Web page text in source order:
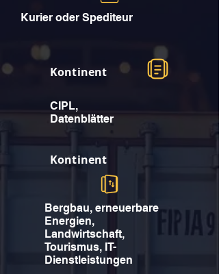
Kurier oder Spediteur
Kontinent
CIPL,
Datenblätter
Kontinent
Bergbau, erneuerbare
Energien,
Landwirtschaft,
Tourismus, IT-
Dienstleistungen